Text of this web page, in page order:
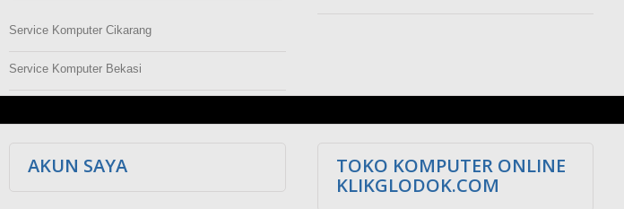
Service Komputer Cikarang
Service Komputer Bekasi
AKUN SAYA
TOKO KOMPUTER ONLINE
KLIKGLODOK.COM